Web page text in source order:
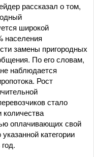
рассказал о том,
широкой
населения
замены пригородных
По его словам,
наблюдается
Рост
стало
оплачивающих свой
категории